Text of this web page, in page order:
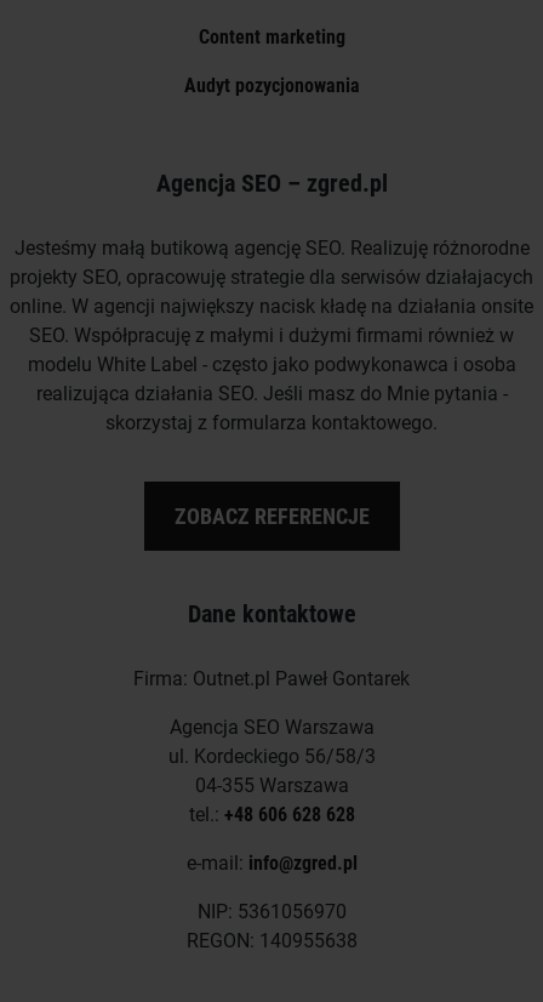
Content marketing
Audyt pozycjonowania
Agencja SEO – zgred.pl
Jesteśmy małą butikową agencję SEO. Realizuję różnorodne
projekty SEO, opracowuję strategie dla serwisów działajacych
online. W agencji największy nacisk kładę na działania onsite
SEO. Współpracuję z małymi i dużymi firmami również w
modelu White Label - często jako podwykonawca i osoba
realizująca działania SEO. Jeśli masz do Mnie pytania -
skorzystaj z formularza kontaktowego.
ZOBACZ REFERENCJE
Dane kontaktowe
Firma: Outnet.pl Paweł Gontarek
Agencja SEO Warszawa
ul. Kordeckiego 56/58/3
04-355 Warszawa
tel.: +48 606 628 628
e-mail: info@zgred.pl
NIP: 5361056970
REGON: 140955638